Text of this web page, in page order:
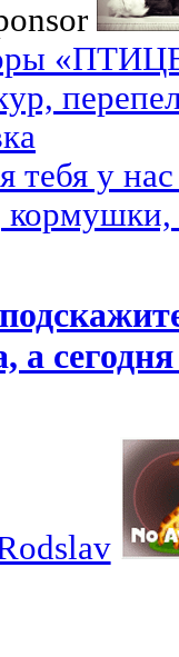
тебя у
а